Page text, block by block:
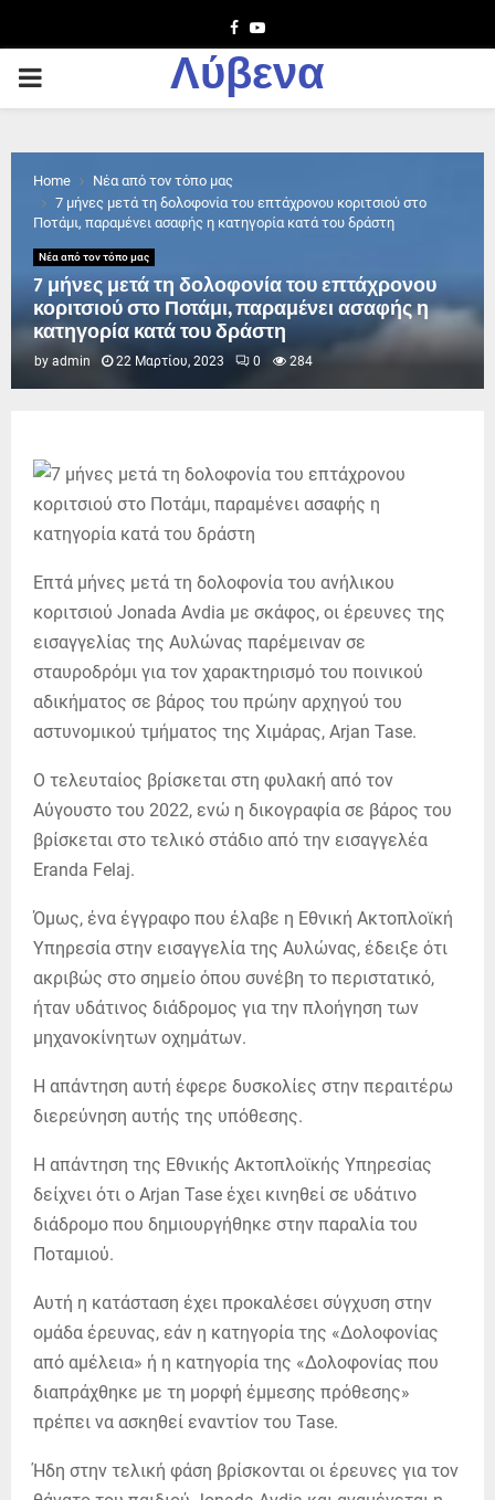
Facebook
Youtube
PRIMARY
Λύβενα
Home
Νέα από τον τόπο μας
7 μήνες μετά τη δολοφονία του επτάχρονου κοριτσιού στο
Ποτάμι, παραμένει ασαφής η κατηγορία κατά του δράστη
Νέα από τον τόπο μας
7 μήνες μετά τη δολοφονία του επτάχρονου
κοριτσιού στο Ποτάμι, παραμένει ασαφής η
κατηγορία κατά του δράστη
by admin 22 Μαρτίου, 2023 0 284
Επτά μήνες μετά τη δολοφονία του ανήλικου
κοριτσιού Jonada Avdia με σκάφος, οι έρευνες της
εισαγγελίας της Αυλώνας παρέμειναν σε
σταυροδρόμι για τον χαρακτηρισμό του ποινικού
αδικήματος σε βάρος του πρώην αρχηγού του
αστυνομικού τμήματος της Χιμάρας, Arjan Tase.
Ο τελευταίος βρίσκεται στη φυλακή από τον
Αύγουστο του 2022, ενώ η δικογραφία σε βάρος του
βρίσκεται στο τελικό στάδιο από την εισαγγελέα
Eranda Felaj.
Όμως, ένα έγγραφο που έλαβε η Εθνική Ακτοπλοϊκή
Υπηρεσία στην εισαγγελία της Αυλώνας, έδειξε ότι
ακριβώς στο σημείο όπου συνέβη το περιστατικό,
ήταν υδάτινος διάδρομος για την πλοήγηση των
μηχανοκίνητων οχημάτων.
Η απάντηση αυτή έφερε δυσκολίες στην περαιτέρω
διερεύνηση αυτής της υπόθεσης.
Η απάντηση της Εθνικής Ακτοπλοϊκής Υπηρεσίας
δείχνει ότι ο Arjan Tase έχει κινηθεί σε υδάτινο
διάδρομο που δημιουργήθηκε στην παραλία του
Ποταμιού.
Αυτή η κατάσταση έχει προκαλέσει σύγχυση στην
ομάδα έρευνας, εάν η κατηγορία της «Δολοφονίας
από αμέλεια» ή η κατηγορία της «Δολοφονίας που
διαπράχθηκε με τη μορφή έμμεσης πρόθεσης»
πρέπει να ασκηθεί εναντίον του Tase.
Ήδη στην τελική φάση βρίσκονται οι έρευνες για τον